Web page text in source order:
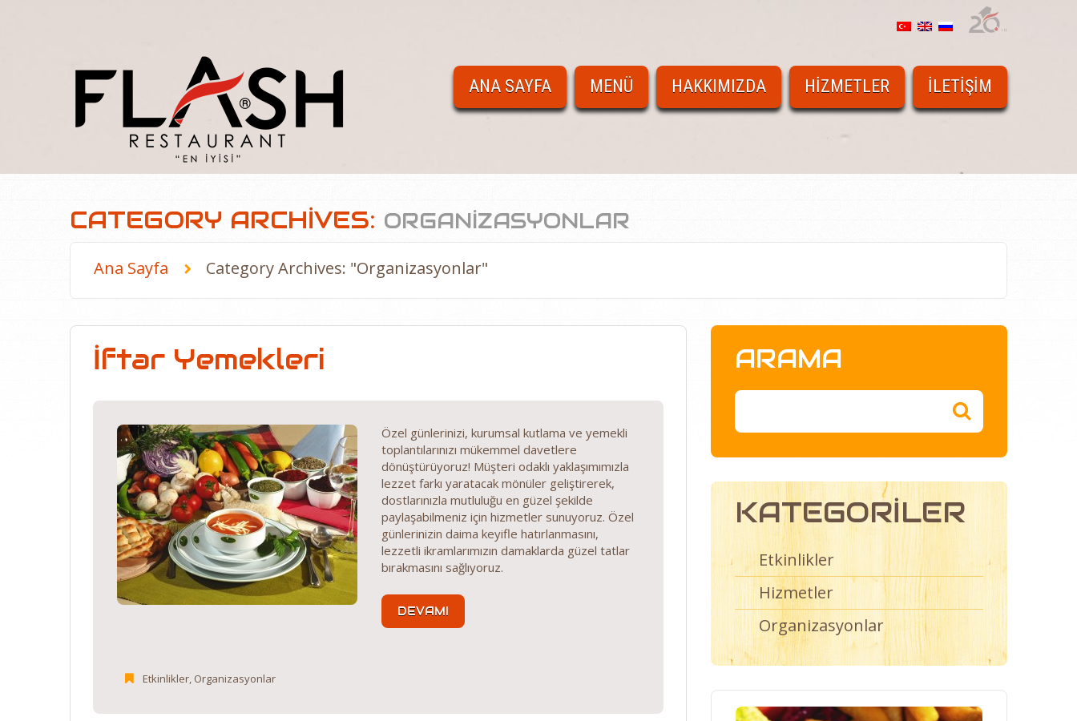
ANA SAYFA MENÜ HAKKIMIZDA HIZMETLER İLETIŞIM
CATEGORY ARCHIVES: ORGANIZASYONLAR
Ana Sayfa Category Archives: "Organizasyonlar"
İftar Yemekleri
Özel günlerinizi, kurumsal kutlama ve yemekli
toplantılarınızı mükemmel davetlere
dönüştürüyoruz! Müşteri odaklı yaklaşımımızla
lezzet farkı yaratacak mönüler geliştirerek,
dostlarınızla mutluluğu en güzel şekilde
paylaşabilmeniz için hizmetler sunuyoruz. Özel
günlerinizin daima keyifle hatırlanmasını,
lezzetli ikramlarımızın damaklarda güzel tatlar
bırakmasını sağlıyoruz.
DEVAMI
Etkinlikler, Organizasyonlar
ARAMA
KATEGORILER
Etkinlikler
Hizmetler
Organizasyonlar